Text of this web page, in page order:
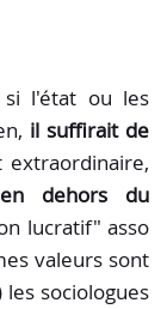
si l'état ou les
il suffirait de
extraordinaire,
dehors du
lucratif" asso
valeurs sont
sociologues